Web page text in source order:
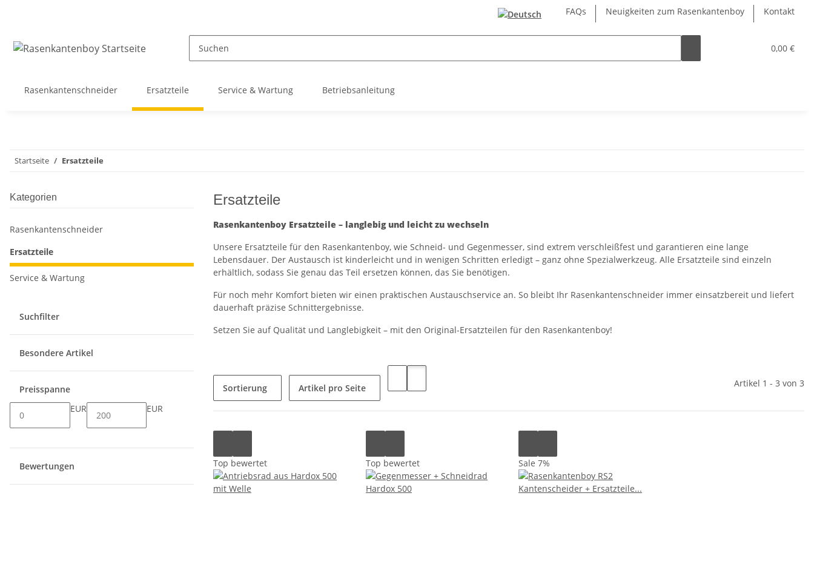
FAQs Neuigkeiten zum Rasenkantenboy Kontakt
0,00 €
Rasenkantenschneider Ersatzteile Service & Wartung Betriebsanleitung
Startseite Ersatzteile
Ersatzteile
Rasenkantenboy Ersatzteile – langlebig und leicht zu wechseln
Unsere Ersatzteile für den Rasenkantenboy, wie Schneid- und Gegenmesser, sind extrem verschleißfest und garantieren eine lange
Lebensdauer. Der Austausch ist kinderleicht und in wenigen Schritten erledigt – ganz ohne Spezialwerkzeug. Alle Ersatzteile sind einzeln
erhältlich, sodass Sie genau das Teil ersetzen können, das Sie benötigen.
Für noch mehr Komfort bieten wir einen praktischen Austauschservice an. So bleibt Ihr Rasenkantenschneider immer einsatzbereit und liefert
dauerhaft präzise Schnittergebnisse.
Setzen Sie auf Qualität und Langlebigkeit – mit den Original-Ersatzteilen für den Rasenkantenboy!
Sortierung Artikel pro Seite Artikel 1 - 3 von 3
Top bewertet Top bewertet Sale 7%
Kategorien
Rasenkantenschneider
Ersatzteile
Service & Wartung
Suchfilter
Besondere Artikel
Preisspanne
EUR
EUR
Bewertungen